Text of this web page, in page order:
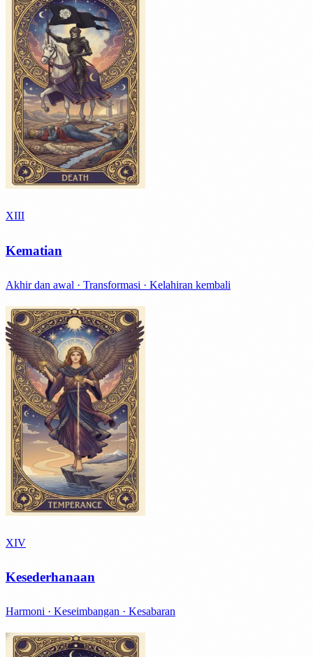
XIII
Kematian
Akhir dan awal · Transformasi · Kelahiran kembali
XIV
Kesederhanaan
Harmoni · Keseimbangan · Kesabaran